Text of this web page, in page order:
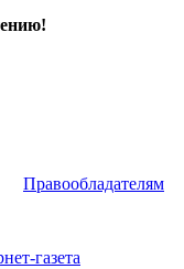
Правообладателям
газета